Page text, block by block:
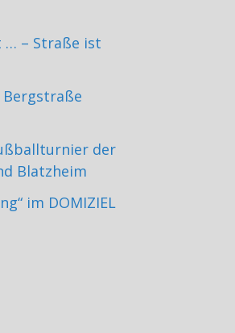
… – Straße ist
der
Blatzheim
im DOMIZIEL